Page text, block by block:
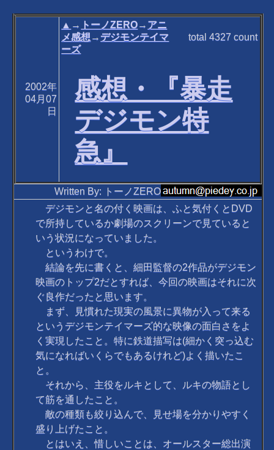
2002年
04月07
日
▲ → トーノZERO→ アニ
メ感想 → デジモンテイマ
ーズ
total4327 count
感想・『暴走
デジモン特
急』
Written By: トーノZERO
デジモンと名の付く映画は、ふと気付くとDVD
で所持しているか劇場のスクリーンで見ていると
いう状況になっていました。
というわけで。
結論を先に書くと、細田監督の2作品がデジモン
映画のトップ2だとすれば、今回の映画はそれに次
ぐ良作だったと思います。
まず、見慣れた現実の風景に異物が入って来る
というデジモンテイマーズ的な映像の面白さをよ
く実現したこと。特に鉄道描写は(細かく突っ込む
気になればいくらでもあるけれど)よく描いたこ
と。
それから、主役をルキとして、ルキの物語とし
て筋を通したこと。
敵の種類も絞り込んで、見せ場を分かりやすく
盛り上げたこと。
とはいえ、惜しいことは、オールスター総出演